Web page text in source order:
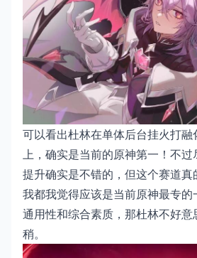
可以看出杜林在单体后台挂火打
上，确实是当前的原神第一！不
提升确实是不错的，但这个赛道
我都我觉得应该是当前原神最专
通用性和综合素质，那杜林不好意
稍。